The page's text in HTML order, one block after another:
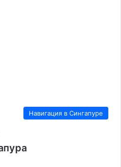
Навигация в Сингапуре